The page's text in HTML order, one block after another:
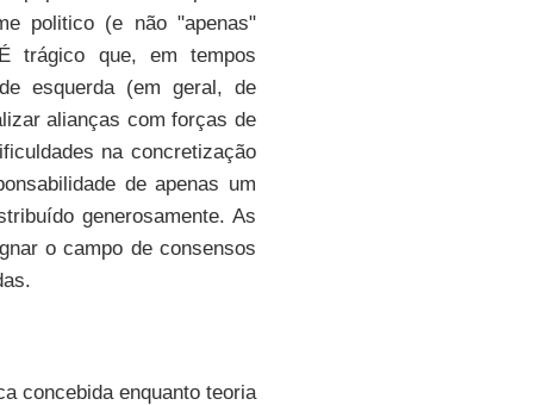
politico (e não "apenas"
trágico que, em tempos
esquerda (em geral, de
alianças com forças de
na concretização
de apenas um
generosamente. As
o campo de consensos
concebida enquanto teoria